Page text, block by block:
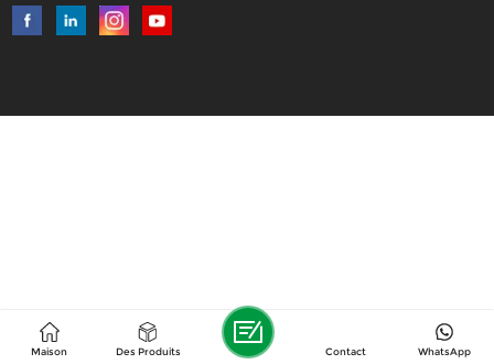
Maison Des Produits WhatsApp
Contact